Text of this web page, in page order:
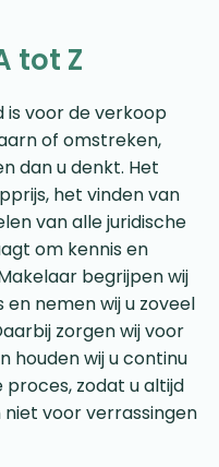
tot Z
is voor de verkoop
of omstreken,
dan u denkt. Het
het vinden van
van alle juridische
om kennis en
begrijpen wij
nemen wij u zoveel
zorgen wij voor
houden wij u continu
zodat u altijd
voor verrassingen